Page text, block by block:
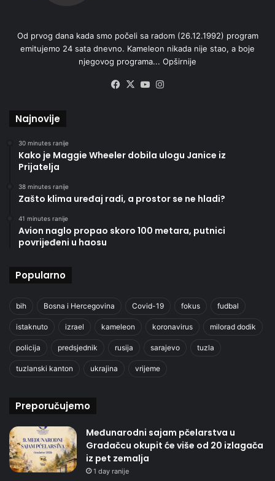
Od prvog dana kada smo počeli sa radom (26.12.1992) program
emitujemo 24 sata dnevno. Kameleon nikada nije stao, a boje
njegovog programa... Opširnije
Facebook
X YouTube
Najnovije
30 minutes ranije
Kako je Maggie Wheeler dobila ulogu Janice iz
Prijatelja
38 minutes ranije
Zašto klima uređaj radi, a prostor se ne hladi?
41 minutes ranije
Avion naglo propao skoro 100 metara, putnici
povrijeđeni u haosu
Popularno
bih Bosna i Hercegovina Covid-19 fokus fudbal
istaknuto izrael kameleon koronavirus milorad dodik
policija predsjednik rusija sarajevo tuzla
tuzlanski kanton ukrajina vrijeme
Preporučujemo
Međunarodni sajam pčelarstva u
Gradačcu okupit će više od 20 izlagača
iz pet zemalja
1 day ranije